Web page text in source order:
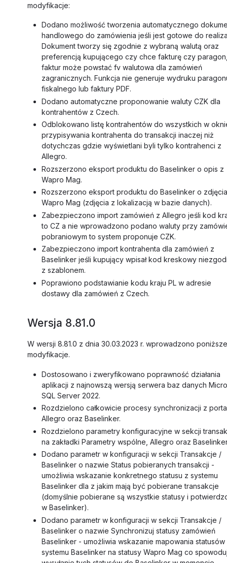
modyfikacje:
Dodano możliwość tworzenia automatycznego
handlowego do zamówienia jeśli jest gotowe do
Dokument tworzy się zgodnie z wybraną walutą oraz
preferencją kupującego czy chce fakturę czy
faktur może powstać fv walutowa dla zamówień
zagranicznych. Funkcja nie generuje wydruku
fiskalnego lub faktury PDF.
Dodano automatyczne proponowanie waluty CZK dla
kontrahentów z Czech.
Odblokowano listę kontrahentów do wszystkich w
przypisywania kontrahenta do transakcji inaczej niż
dotychczas gdzie wyświetlani byli tylko kontrahenci z
Allegro.
Rozszerzono eksport produktu do Baselinker o opis z
Wapro Mag.
Rozszerzono eksport produktu do Baselinker o
Wapro Mag (zdjęcia z lokalizacją w bazie danych).
Zabezpieczono import zamówień z Allegro jeśli kod
to CZ a nie wprowadzono podano waluty przy
pobraniowym to system proponuje CZK.
Zabezpieczono import kontrahenta dla zamówień z
Baselinker jeśli kupujący wpisał kod kreskowy
z szablonem.
Poprawiono podstawianie kodu kraju PL w adresie
dostawy dla zamówień z Czech.
Wersja 8.81.0
W wersji 8.81.0 z dnia 30.03.2023 r. wprowadzono poniższe
modyfikacje.
Dostosowano i zweryfikowano poprawność działania
aplikacji z najnowszą wersją serwera baz danych
SQL Server 2022.
Rozdzielono całkowicie procesy synchronizacji z
Allegro oraz Baselinker.
Rozdzielono parametry konfiguracyjne w sekcji
na zakładki Parametry wspólne, Allegro oraz
Dodano parametr w konfiguracji w sekcji Transakcje /
Baselinker o nazwie Status pobieranych transakcji -
umożliwia wskazanie konkretnego statusu z systemu
Baselinker dla z jakim mają być pobierane transakcje
(domyślnie pobierane są wszystkie statusy i
w Baselinker).
Dodano parametr w konfiguracji w sekcji Transakcje /
Baselinker o nazwie Synchronizuj statusy zamówień
Baselinker - umożliwia wskazanie mapowania statusów
systemu Baselinker na statusy Wapro Mag co